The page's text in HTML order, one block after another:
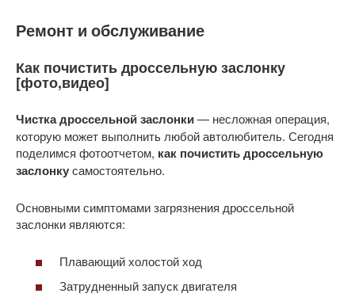
Ремонт и обслуживание
Как почистить дроссельную заслонку
[фото,видео]
Чистка дроссельной заслонки— несложная операция,
которую может выполнить любой автолюбитель. Сегодня
поделимся фотоотчетом, как почистить дроссельную
заслонкусамостоятельно.
Основными симптомами загрязнения дроссельной
заслонки являются:
Плавающий холостой ход
Затрудненный запуск двигателя